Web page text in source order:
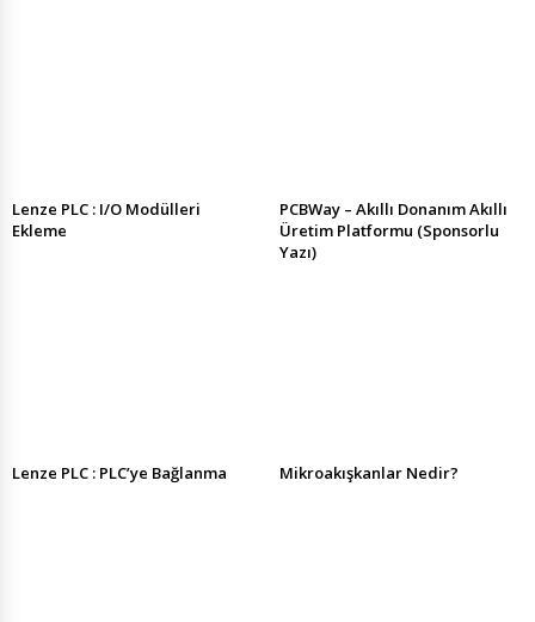
Lenze PLC : I/O Modülleri
Ekleme
PCBWay – Akıllı Donanım Akıllı
Üretim Platformu (Sponsorlu
Yazı)
Lenze PLC : PLC’ye Bağlanma Mikroakışkanlar Nedir?